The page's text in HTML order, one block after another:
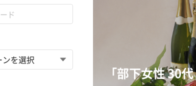
「部下女性 30